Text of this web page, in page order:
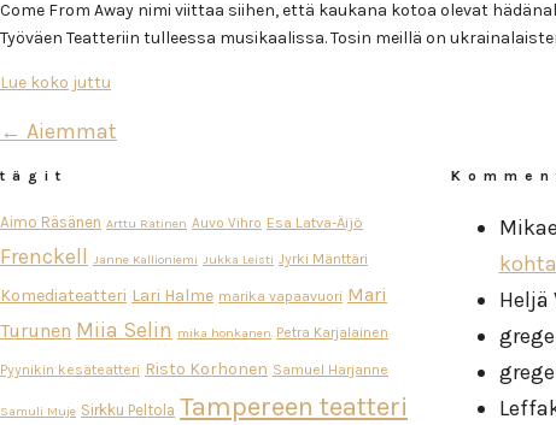
Come From Away nimi viittaa siihen, että kaukana kotoa olevat
Työväen Teatteriin tulleessa musikaalissa. Tosin meillä on
Lue koko juttu
← Aiemmat
tägit
Aimo Räsänen Arttu Ratinen Auvo Vihro Esa Latva-Äijö
Frenckell Janne Kallioniemi Jukka Leisti Jyrki Mänttäri
Komediateatteri Lari Halme marika vapaavuori Mari
Turunen Miia Selin mika honkanen Petra Karjalainen
Pyynikin kesäteatteri Risto Korhonen Samuel Harjanne
Samuli Muje Sirkku Peltola Tampereen teatteri
Heljä